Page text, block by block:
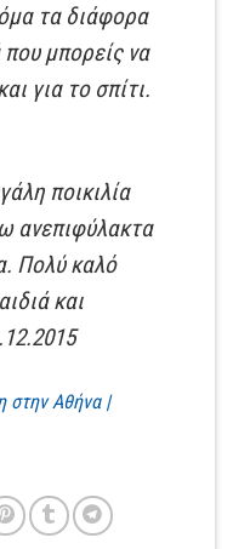
τα διάφορα
που μπορείς να
για το σπίτι.
ποικιλία
ανεπιφύλακτα
Πολύ καλό
και
στην Αθήνα |